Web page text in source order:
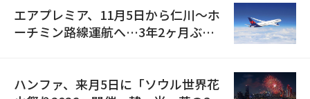
エアプレミア、11月5日から仁川〜ホ
ーチミン路線運航へ…3年2ヶ月ぶり
ハンファ、来月5日に「ソウル世界花